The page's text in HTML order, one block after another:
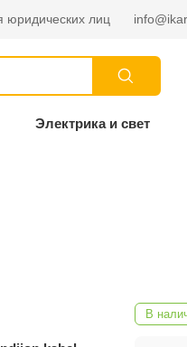
юридических лиц
Электрика и свет
В